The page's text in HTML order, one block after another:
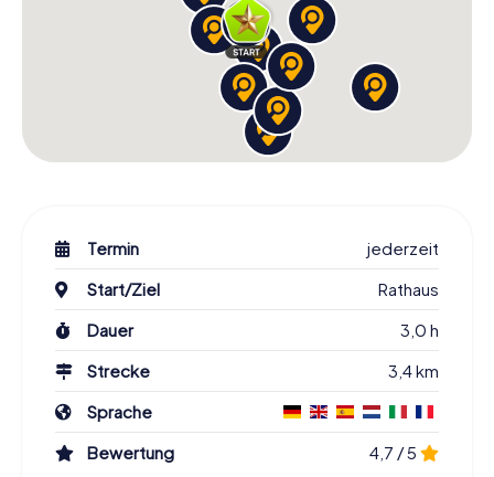
Termin
jederzeit
Start/Ziel
Rathaus
Dauer
3,0 h
Strecke
3,4 km
Sprache
Bewertung
4,7 / 5